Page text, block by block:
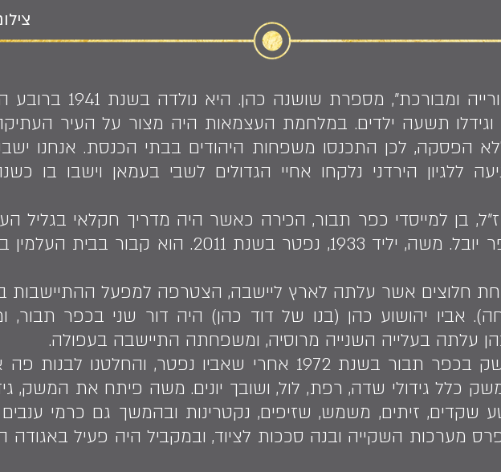
"האדמה של תבור פורייה
וגידלו תשעה ילדים. במלחמת העצמאות היה מצור על העיר
הפסקה, לכן התכנסו משפחות היהודים בבתי הכנסת. אנחנו
ללגיון הירדני נלקחו אחיי הגדולים לשבי בעמאן וישבו בו
בן למייסדי כפר תבור, הכירה כאשר היה מדריך חקלאי בגליל
לביקור משפחתי בכפר יובל. משה, יליד 1933, נפטר בשנת 2011.
חלוצים אשר עלתה לארץ ליישבה, הצטרפה למפעל ההתיישבות
אביו יהושוע כהן (בנו של דוד כהן) היה דור שני בכפר תבור,
עלתה בעלייה השנייה מרוסיה, ומשפחתה התיישבה בעפולה.
״משה ואני חזרנו למשק בכפר תבור בשנת 1972 אחרי שאביו נפטר,
כלל גידולי שדה, רפת, לול, ושובך יונים. משה פיתח את המשק,
שקדים, זיתים, משמש, שזיפים, נקטרינות ובהמשך גם כרמי ענבים
מערכות השקייה ובנה סככות לציוד, ובמקביל היה פעיל באגודה